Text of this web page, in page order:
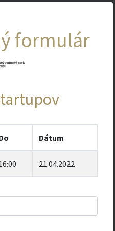
formulár
Dátum
21.04.2022